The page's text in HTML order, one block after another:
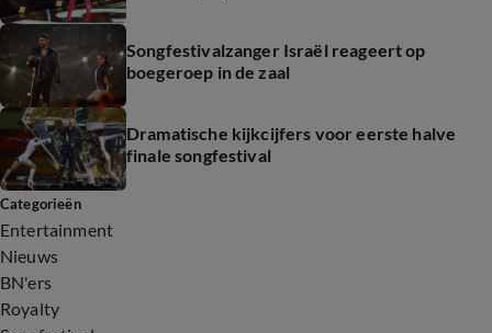
Songfestivalzanger Israël reageert op
boegeroep in de zaal
Dramatische kijkcijfers voor eerste halve
finale songfestival
Categorieën
Entertainment
Nieuws
BN'ers
Royalty